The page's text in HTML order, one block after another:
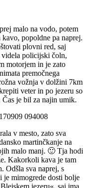
malo na vodo, potem
popoldne pa naprej.
plovni red, saj
videla policijski čoln,
motorjem in je zato
premočnega
vožnja v dolžini 7km
veter in po jezeru so
Čas je bil za najin umik.
v mesto, zato sva
martinčkanje na
malo manj. 🙂 Tja hodi
Kakorkoli kava je tam
Odšla sva naprej, s
je mimogrede dosti bolje
jezeru«, saj ima